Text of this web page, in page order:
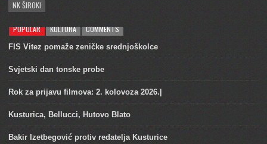
NK ŠIROKI
POPULAR KULTURA COMMENTS
FIS Vitez pomaže zeničke srednjoškolce
Svjetski dan tonske probe
Rok za prijavu filmova: 2. kolovoza 2026.|
Kusturica, Bellucci, Hutovo Blato
Bakir Izetbegović protiv redatelja Kusturice